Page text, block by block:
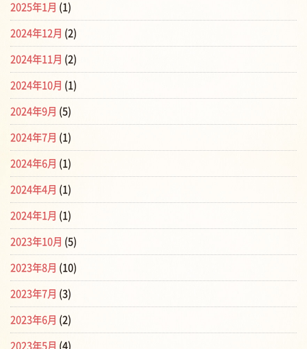
2025年1月 (1)
2024年12月 (2)
2024年11月 (2)
2024年10月 (1)
2024年9月 (5)
2024年7月 (1)
2024年6月 (1)
2024年4月 (1)
2024年1月 (1)
2023年10月 (5)
2023年8月 (10)
2023年7月 (3)
2023年6月 (2)
2023年5月 (4)